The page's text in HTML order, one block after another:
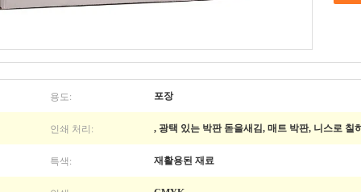
용도: 포장
인쇄 처리: , 광택 있는 박판 돋을새김, 매트 박판, 니스로 칠
특색: 재활용된 재료